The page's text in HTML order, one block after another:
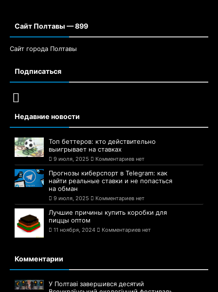
Сайт Полтавы — 899
Сайт города Полтавы
Подписаться
Недавние новости
Топ беттеров: кто действительно
выигрывает на ставках
9 июля, 2025 Комментариев нет
Прогнозы киберспорт в Telegram: как
найти реальные ставки и не попасться
на обман
9 июля, 2025 Комментариев нет
Лучшие причины купить коробки для
пиццы оптом
11 ноября, 2024 Комментариев нет
Комментарии
У Полтаві завершився десятий